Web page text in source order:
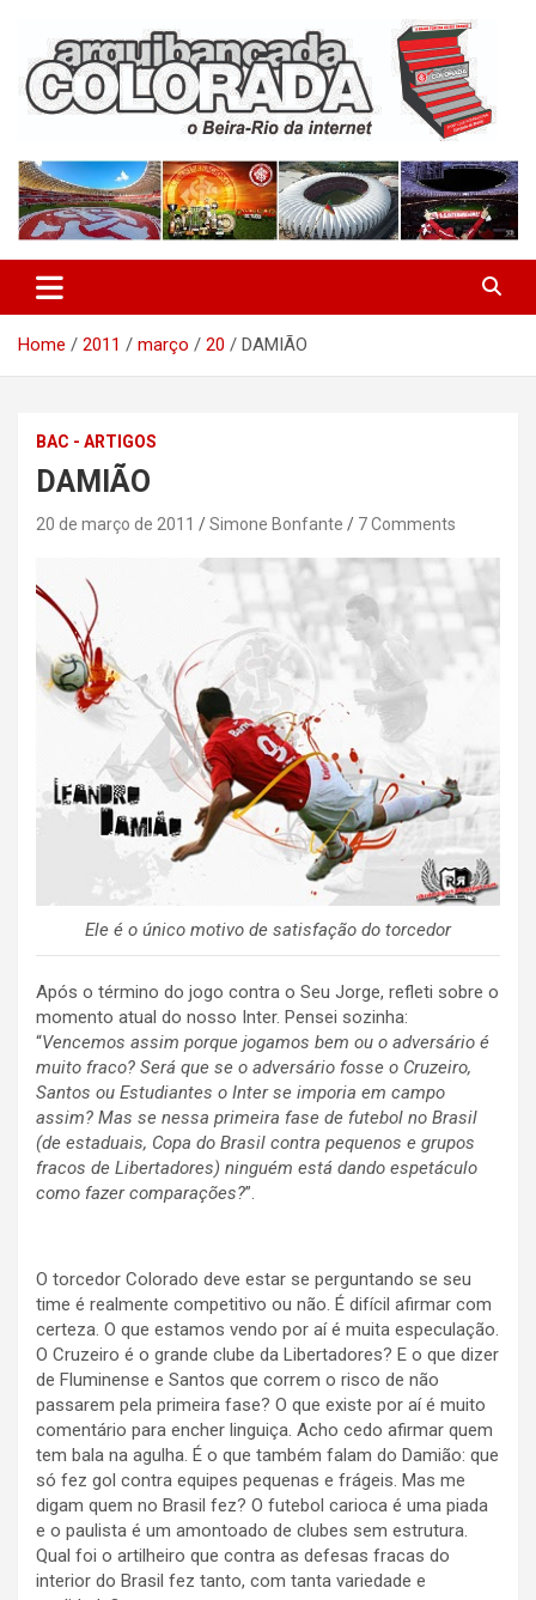
content
Arquibancada Colorada
Home 2011 março 20 DAMIÃO
BAC - ARTIGOS
DAMIÃO
20 de março de 2011 Simone Bonfante 7 Comments
Ele é o único motivo de satisfação do torcedor
Após o término do jogo contra o Seu Jorge, refleti sobre o
momento atual do nosso Inter. Pensei sozinha:
“Vencemos assim porque jogamos bem ou o adversário é
muito fraco? Será que se o adversário fosse o Cruzeiro,
Santos ou Estudiantes o Inter se imporia em campo
assim? Mas se nessa primeira fase de futebol no Brasil
(de estaduais, Copa do Brasil contra pequenos e grupos
fracos de Libertadores) ninguém está dando espetáculo
como fazer comparações?”.
O torcedor Colorado deve estar se perguntando se seu
time é realmente competitivo ou não. É difícil afirmar com
certeza. O que estamos vendo por aí é muita especulação.
O Cruzeiro é o grande clube da Libertadores? E o que dizer
de Fluminense e Santos que correm o risco de não
passarem pela primeira fase? O que existe por aí é muito
comentário para encher linguiça. Acho cedo afirmar quem
tem bala na agulha. É o que também falam do Damião: que
só fez gol contra equipes pequenas e frágeis. Mas me
digam quem no Brasil fez? O futebol carioca é uma piada
e o paulista é um amontoado de clubes sem estrutura.
Qual foi o artilheiro que contra as defesas fracas do
interior do Brasil fez tanto, com tanta variedade e